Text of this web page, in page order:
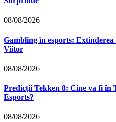
08/08/2026
Gambling în esports:
Viitor
08/08/2026
Predicții Tekken 8: Cine va fi în
Esports?
08/08/2026